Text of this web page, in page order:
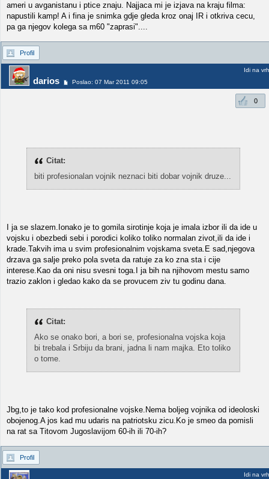
ameri u avganistanu i ptice znaju. Najjaca mi je izjava na kraju filma:
napustili kamp! A i fina je snimka gdje gleda kroz onaj IR i otkriva cecu,
pa ga njegov kolega sa m60 "zaprasi"....
Profil
darios Poslao: 07 Mar 2011 09:05
Idi na vrh
0
Citat:
biti profesionalan vojnik neznaci biti dobar vojnik druze...
I ja se slazem.Ionako je to gomila sirotinje koja je imala izbor ili da ide u
vojsku i obezbedi sebi i porodici koliko toliko normalan zivot,ili da ide i
krade.Takvih ima u svim profesionalnim vojskama sveta.E sad,njegova
drzava ga salje preko pola sveta da ratuje za ko zna sta i cije
interese.Kao da oni nisu svesni toga.I ja bih na njihovom mestu samo
trazio zaklon i gledao kako da se provucem ziv tu godinu dana.
Citat:
Ako se onako bori, a bori se, profesionalna vojska koja
bi trebala i Srbiju da brani, jadna li nam majka. Eto toliko
o tome.
Jbg,to je tako kod profesionalne vojske.Nema boljeg vojnika od ideoloski
obojenog.A jos kad mu udaris na patriotsku zicu.Ko je smeo da pomisli
na rat sa Titovom Jugoslavijom 60-ih ili 70-ih?
Profil
Idi na vrh